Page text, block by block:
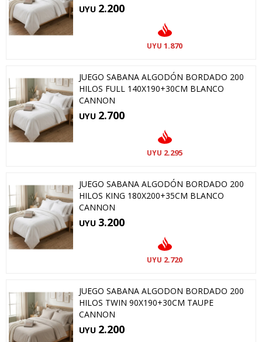
UYU 2.200
UYU 1.870
JUEGO SABANA ALGODÓN BORDADO 200
HILOS FULL 140X190+30CM BLANCO
CANNON
UYU 2.700
UYU 2.295
JUEGO SABANA ALGODÓN BORDADO 200
HILOS KING 180X200+35CM BLANCO
CANNON
UYU 3.200
UYU 2.720
JUEGO SABANA ALGODON BORDADO 200
HILOS TWIN 90X190+30CM TAUPE
CANNON
UYU 2.200